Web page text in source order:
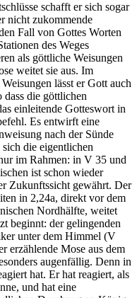
schafft er sich sogar
nicht zukommende
Fall von Gottes Worten
des Weges
als göttliche Weisungen
weitet sie aus. Im
lässt er Gott auch
dass die göttlichen
einleitende Gotteswort in
Es entwirft eine
nach der Sünde
die eigentlichen
im Rahmen: in V 35 und
ist schon wieder
Zukunftssicht gewährt. Der
in 2,24a, direkt vor dem
Nordhälfte, weitet
beginnt: der gelingenden
unter dem Himmel (V
erzählende Mose aus dem
augenfällig. Denn in
hat. Er hat reagiert, als
und hat eine